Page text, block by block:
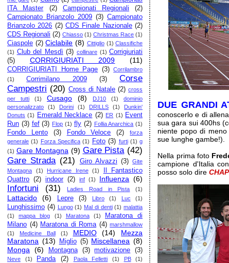
ITA Master
(2) Campionati Regionali
(2)
Campionato Brianzolo 2009 (3) Campionato
Brianzolo 2026 (2) CDS Finale Nazionale (2)
CDS Regionali (2) Chiasso (1) Christmas Race (1)
Ciaspole (2) Ciclabile (8) Cittiglio (1) Classifiche
(1) Club del Mesdì (3) collinare (1) Corrigiuriati
(5)
CORRIGIURIATI 2009 (11)
CORRIGIURIATI Home Page (3)
Corrilambro
(1)
Corrimilano 2009 (3)
Corse
Campestri (20) Cross di Natale (2) cross
per tutti
(1) Cusago (8) DJ10 (1)
dominio
personalizzato
(1) Dorini (1) DRILLS (1)
Dunkin'
Donuts (1) Emerald Necklace (2) ER (1) Event
Run (3) fef (3) Flop (1) fly (2) Follia Anarchica (1)
Fondo Lento (3) Fondo Veloce (2)
forza
generale (1) Forza Specifica (1) Foto (3) furti (1) g
(1) Gare Montagna (9) Gare Pista (42)
Gare Strada (21) Giro Alvazzi (3)
Gite
Montagna
(1) Hurricane Irene (1)
Il Fantastico
Quattro (2) indoor (2) inf (1) Influenza (6)
Infortuni (31) Ladies Road in Pista (1)
Lattacido (6) Lepre (3) Libro (1) Luc (1)
Lunghissimo (4) Lungo (1) Mal di denti (1) malattia
(1)
mappa blog (1) Maratona (1)
Maratona di
Milano (4) Maratona di Roma (4) marshmallow
(1)
Medicine Ball (1) MEDIO (14)
Mezza
Maratona (13) Miglio (5) Miscellanea (8)
Monga
(6) Montagna (3) motivazione (3)
Neve (1) Panda (2) Paola Felletti (1) PB (1)
DUE GRANDI
conoscerlo e di
sua gara sui 400hs
niente popo di
sue lunghe gambe!).
Nella prima foto
campione d'Italia
posso solo dire